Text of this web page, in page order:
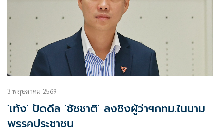
3 พฤษภาคม 2569
'เท้ง' ปัดดีล 'ชัชชาติ' ลงชิงผู้ว่าฯกทม.ในนาม
พรรคประชาชน